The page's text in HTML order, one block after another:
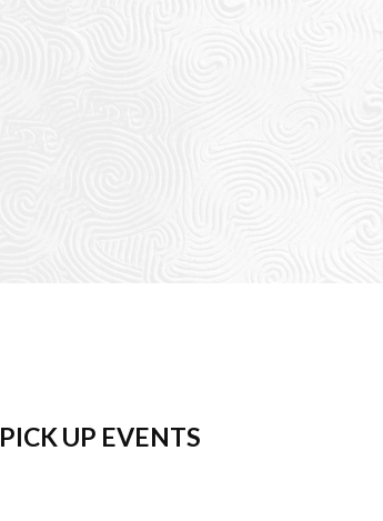
PICK UP EVENTS